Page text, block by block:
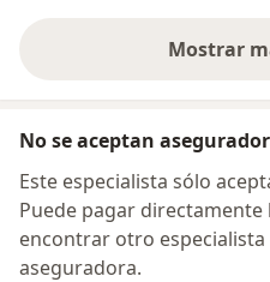
Mostrar
No se aceptan
Este especialista sólo
Puede pagar directamente
encontrar otro especialista
aseguradora.